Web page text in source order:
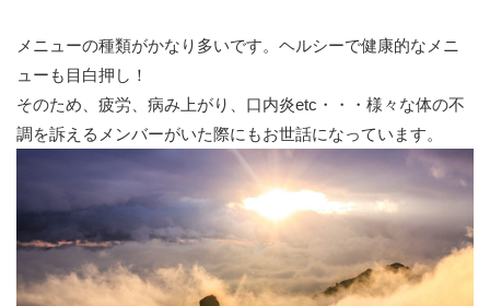
メニューの種類がかなり多いです。ヘルシーで健康的なメニ
ューも目白押し！
そのため、疲労、病み上がり、口内炎etc・・・様々な体の不
調を訴えるメンバーがいた際にもお世話になっています。